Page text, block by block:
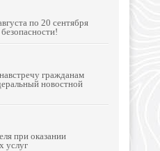
по 20 сентября
гражданам
новостной
при оказании
услуг